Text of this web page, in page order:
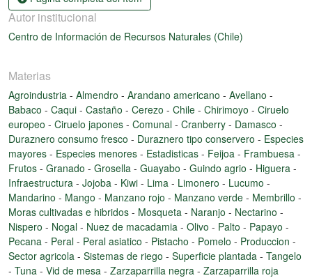
Autor institucional
Centro de Información de Recursos Naturales (Chile)
Materias
Agroindustria - Almendro - Arandano americano - Avellano -
Babaco - Caqui - Castaño - Cerezo - Chile - Chirimoyo - Ciruelo
europeo - Ciruelo japones - Comunal - Cranberry - Damasco -
Duraznero consumo fresco - Duraznero tipo conservero - Especies
mayores - Especies menores - Estadisticas - Feijoa - Frambuesa -
Frutos - Granado - Grosella - Guayabo - Guindo agrio - Higuera -
Infraestructura - Jojoba - Kiwi - Lima - Limonero - Lucumo -
Mandarino - Mango - Manzano rojo - Manzano verde - Membrillo -
Moras cultivadas e hibridos - Mosqueta - Naranjo - Nectarino -
Nispero - Nogal - Nuez de macadamia - Olivo - Palto - Papayo -
Pecana - Peral - Peral asiatico - Pistacho - Pomelo - Produccion -
Sector agricola - Sistemas de riego - Superficie plantada - Tangelo
- Tuna - Vid de mesa - Zarzaparrilla negra - Zarzaparrilla roja